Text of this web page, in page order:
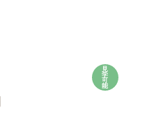
見
学
可
能